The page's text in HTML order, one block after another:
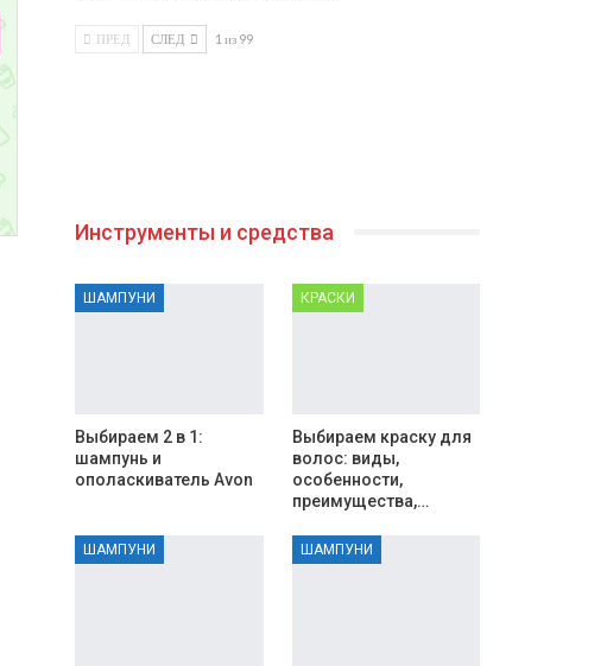
ПРЕД СЛЕД 1 из 99
Инструменты и средства
ШАМПУНИ
Выбираем 2 в 1:
шампунь и
ополаскиватель Avon
КРАСКИ
Выбираем краску для
волос: виды,
особенности,
преимущества,…
ШАМПУНИ ШАМПУНИ